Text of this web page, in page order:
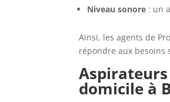
Niveau sonore : un
Ainsi, les agents de
répondre aux besoins
domicile à